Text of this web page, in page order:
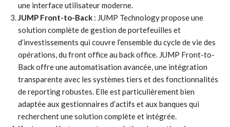
une interface utilisateur moderne.
JUMP Front-to-Back : JUMP Technology propose une
solution complète de gestion de portefeuilles et
d’investissements qui couvre l’ensemble du cycle de vie des
opérations, du front office au back office. JUMP Front-to-
Back offre une automatisation avancée, une intégration
transparente avec les systèmes tiers et des fonctionnalités
de reporting robustes. Elle est particulièrement bien
adaptée aux gestionnaires d’actifs et aux banques qui
recherchent une solution complète et intégrée.